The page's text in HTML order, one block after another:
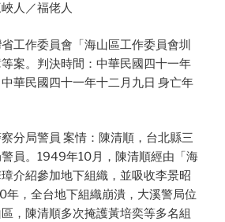
人／福佬人
工作委員會「海山區工作委員會圳
案。判決時間：中華民國四十一年
華民國四十一年十二月九日 身亡年
分局警員 案情：陳清順，台北縣三
員。1949年10月，陳清順經由「海
介紹參加地下組織，並吸收李景昭
年，全台地下組織崩潰，大溪警局位
，陳清順多次掩護黃培奕等多名組